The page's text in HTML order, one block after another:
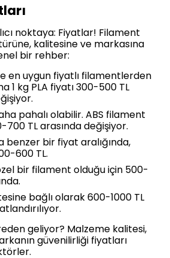
noktaya: Fiyatlar! Filament
kalitesine ve markasına
bir rehber:
en uygun fiyatlı filamentlerden
1 kg PLA fiyatı 300-500 TL
pahalı olabilir. ABS filament
700 TL arasında değişiyor.
benzer bir fiyat aralığında,
600 TL.
bir filament olduğu için 500-
bağlı olarak 600-1000 TL
geliyor? Malzeme kalitesi,
güvenilirliği fiyatları